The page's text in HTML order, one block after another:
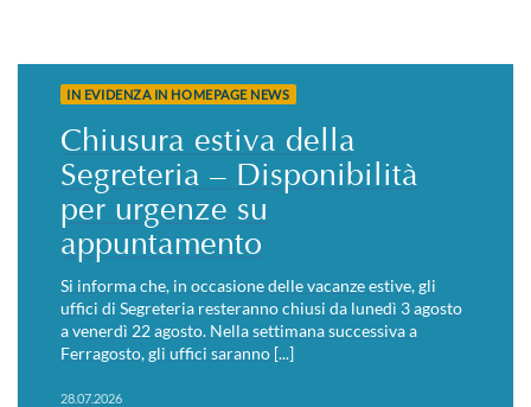
IN EVIDENZA IN HOMEPAGE NEWS
Chiusura estiva della
Segreteria – Disponibilità
per urgenze su
appuntamento
Si informa che, in occasione delle vacanze estive, gli
uffici di Segreteria resteranno chiusi da lunedì 3 agosto
a venerdì 22 agosto. Nella settimana successiva a
Ferragosto, gli uffici saranno [...]
28.07.2026